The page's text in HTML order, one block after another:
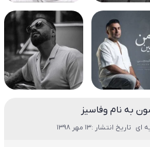
به نام وفاسیز
ای تاریخ انتشار :13 مهر 1398